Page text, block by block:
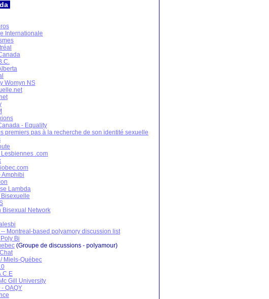
Internationale
Womyn NS
- Equality
premiers pas à la recherche de son identité sexuelle
Lesbiennes .com
Amphibi
Lambda
Bisexuelle
Bisexual Network
-- Montreal-based polyamory discussion list
Bi
(Groupe de discussions - polyamour)
Miels-Québec
Gill University
- QAQY